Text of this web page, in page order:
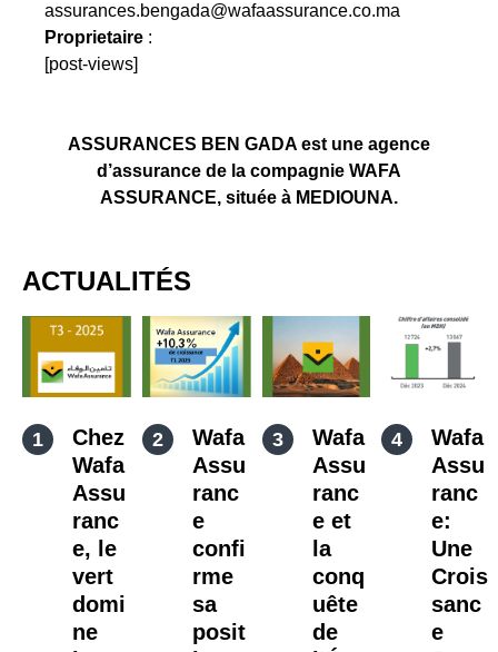
assurances.bengada@wafaassurance.co.ma
Proprietaire :
[post-views]
ASSURANCES BEN GADA est une agence
d’assurance de la compagnie WAFA
ASSURANCE, située à MEDIOUNA.
ACTUALITÉS
Chez
Wafa
Assu
ranc
e, le
vert
domi
ne
Wafa
Assu
ranc
e
confi
rme
sa
posit
Wafa
Assu
ranc
e et
la
conq
uête
de
Wafa
Assu
ranc
e:
Une
Crois
sanc
e